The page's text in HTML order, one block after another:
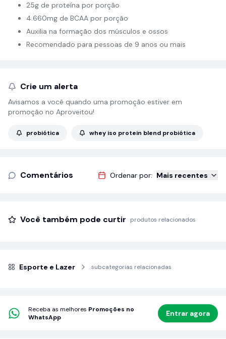
25g de proteína por porção
4.660mg de BCAA por porção
Auxilia na formação dos músculos e ossos
Recomendado para pessoas de 9 anos ou mais
Crie um alerta
Avisamos a você quando uma promoção estiver em
promoção no Aproveitou!
probiótica whey iso protein blend probiótica
Comentários Ordenar por: Mais recentes
Você também pode curtir produtos relacionados
Esporte e Lazer subcategorias relacionadas
Receba as melhores Promoções no
WhatsApp
Entrar agora